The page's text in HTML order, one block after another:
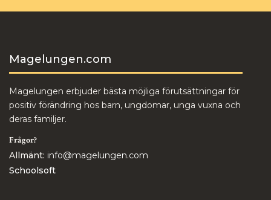
Magelungen.com
Magelungen erbjuder bästa möjliga förutsättningar för
positiv förändring hos barn, ungdomar, unga vuxna och
deras familjer.
Frågor?
Allmänt: info@magelungen.com
Schoolsoft